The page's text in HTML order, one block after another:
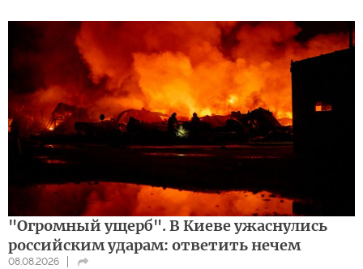
"Огромный ущерб". В Киеве ужаснулись
российским ударам: ответить нечем
08.08.2026